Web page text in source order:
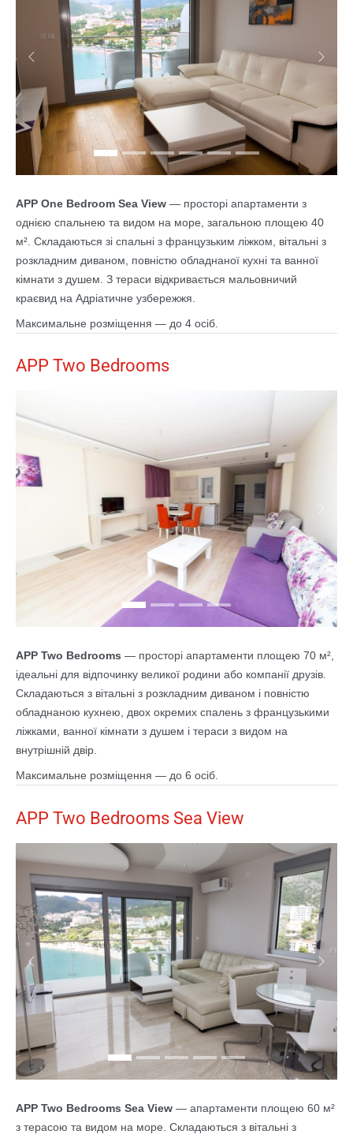
Previous Next
APP One Bedroom Sea View — просторі апартаменти з
однією спальнею та видом на море, загальною площею 40
м². Складаються зі спальні з французьким ліжком, вітальні з
розкладним диваном, повністю обладнаної кухні та ванної
кімнати з душем. З тераси відкривається мальовничий
краєвид на Адріатичне узбережжя.
Максимальне розміщення — до 4 осіб.
APP Two Bedrooms
Next
APP Two Bedrooms — просторі апартаменти площею 70 м²,
ідеальні для відпочинку великої родини або компанії друзів.
Складаються з вітальні з розкладним диваном і повністю
обладнаною кухнею, двох окремих спалень з французькими
ліжками, ванної кімнати з душем і тераси з видом на
внутрішній двір.
Максимальне розміщення — до 6 осіб.
APP Two Bedrooms Sea View
Previous Next
APP Two Bedrooms Sea View — апартаменти площею 60 м²
з терасою та видом на море. Складаються з вітальні з